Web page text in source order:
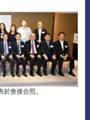
會後合照。